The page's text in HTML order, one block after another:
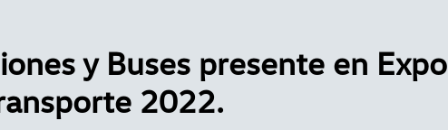
y Buses presente en Expo
2022.